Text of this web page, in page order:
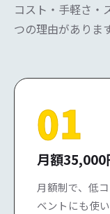
コスト・手軽さ・
つの理由があります
01
月額35,000
月額制で、低
ベントにも使